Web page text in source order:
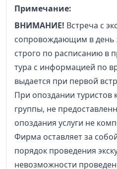
Примечание:
ВНИМАНИЕ! Встреча с
сопровождающим в день
строго по расписанию в
тура с информацией по
выдается при первой
При опоздании туристов
группы, не
опоздания услуги не
Фирма оставляет за
порядок проведения
невозможности